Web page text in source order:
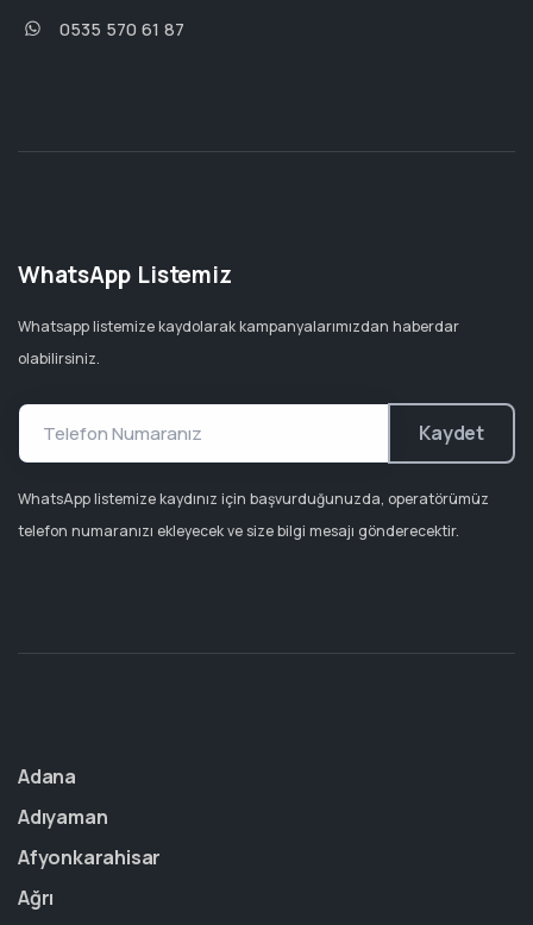
0535 570 61 87
WhatsApp Listemiz
Whatsapp listemize kaydolarak kampanyalarımızdan haberdar
olabilirsiniz.
Kaydet
WhatsApp listemize kaydınız için başvurduğunuzda, operatörümüz
telefon numaranızı ekleyecek ve size bilgi mesajı gönderecektir.
Adana
Adıyaman
Afyonkarahisar
Ağrı